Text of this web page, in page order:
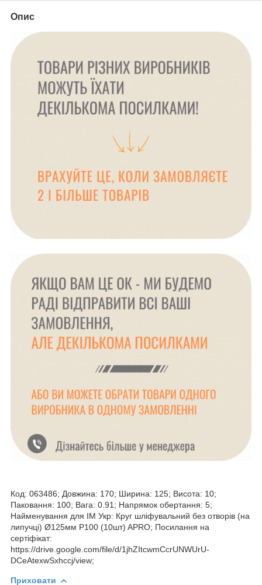
Опис
Код: 063486; Довжина: 170; Ширина: 125; Висота: 10;
Паковання: 100; Вага: 0.91; Напрямок обертання: 5;
Найменування для ІМ Укр: Круг шліфувальний без отворів (на
липучці) Ø125мм P100 (10шт) APRO; Посилання на
сертіфікат:
https://drive.google.com/file/d/1jhZItcwmCcrUNWUrU-
DCeAtexwSxhccj/view;
Приховати